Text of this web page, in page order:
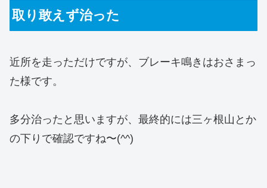
取り敢えず治った
近所を走っただけですが、ブレーキ鳴きはおさまっ
た様です。
多分治ったと思いますが、最終的には三ヶ根山とか
の下りで確認ですね〜(^^)